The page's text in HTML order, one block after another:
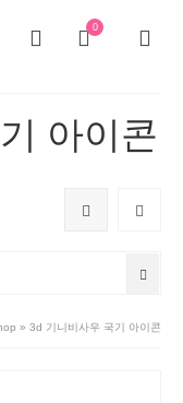
0
아이콘
» 3d 기니비사우 국기 아이콘